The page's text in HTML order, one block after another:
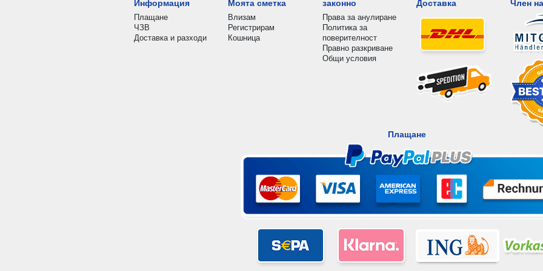
Информация
Плащане
ЧЗВ
Доставка и разходи
Моята сметка
Влизам
Регистрирам
Кошница
законно
Права за анулиране
Политика за
поверителност
Правно разкриване
Общи условия
Доставка Член
Плащане